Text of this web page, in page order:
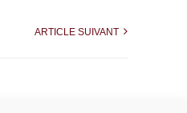
ARTICLE SUIVANT